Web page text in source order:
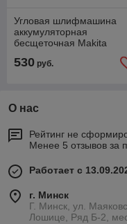
Угловая шлифмашина
аккумуляторная
бесщеточная Makita
оборотов (без АКБ)
530 руб.
О нас
Рейтинг не
Менее 5 отзывов за
Работает с
г. Минск
Г. Минск, ул.
Лошице, Ряд Б-2,